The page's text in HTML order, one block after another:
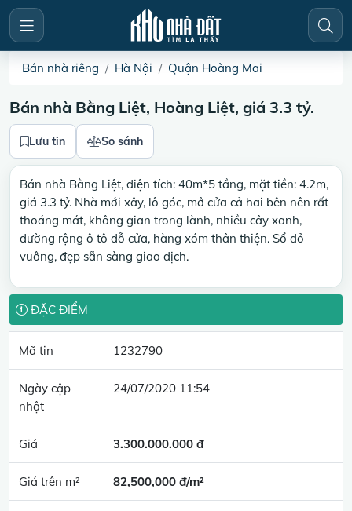
Bán nhà riêng Hà Nội Quận Hoàng Mai
Bán nhà Bằng Liệt, Hoàng Liệt, giá 3.3 tỷ.
Lưu tin So sánh
Bán nhà Bằng Liệt, diện tích: 40m*5 tầng, mặt tiền: 4.2m,
giá 3.3 tỷ. Nhà mới xây, lô góc, mở cửa cả hai bên nên rất
thoáng mát, không gian trong lành, nhiều cây xanh,
đường rộng ô tô đỗ cửa, hàng xóm thân thiện. Sổ đỏ
vuông, đẹp sẵn sàng giao dịch.
ĐẶC ĐIỂM
Mã tin 1232790
Ngày cập
nhật
24/07/2020 11:54
Giá 3.300.000.000 đ
Giá trên m² 82,500,000 đ/m²